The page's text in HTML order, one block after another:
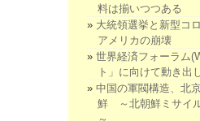
料は揃いつつある
大統領選挙と新型コ
アメリカの崩壊
世界経済フォーラム
ト」に向けて動き出
中国の軍閥構造、北
鮮 ～北朝鮮ミサイ